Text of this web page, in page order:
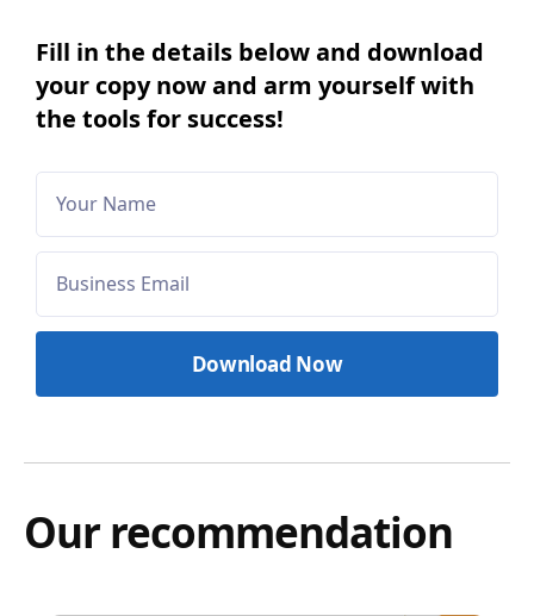
Fill in the details below and download
your copy now and arm yourself with
the tools for success!
Our recommendation